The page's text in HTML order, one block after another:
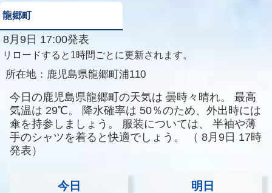
龍郷町
8月9日 17:00発表
リロードすると1時間ごとに更新されます。
所在地： 鹿児島県龍郷町浦110
今日の鹿児島県龍郷町の天気は 曇時々晴れ。
最高
気温は 29℃。 降水確率は 50％のため、外出時には
傘を持参しましょう。
服装については、
半袖や薄
手のシャツを着ると快適でしょう。
（ 8月9日 17時
発表）
今日 明日